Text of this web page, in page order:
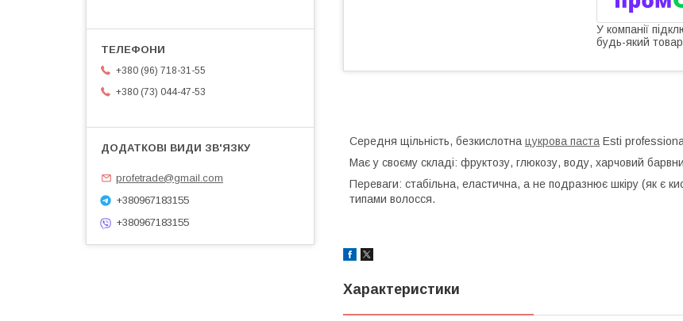
У компанії
будь-який
Середня щільність, безкислотна цукрова паста Esti
Має у своєму складі: фруктозу, глюкозу, воду, харчовий
Переваги: стабільна, еластична, а не подразнює шкіру (як є
типами волосся.
Характеристики
+380 (96) 718-31-55
+380 (73) 044-47-53
profetrade@gmail.com
+380967183155
+380967183155